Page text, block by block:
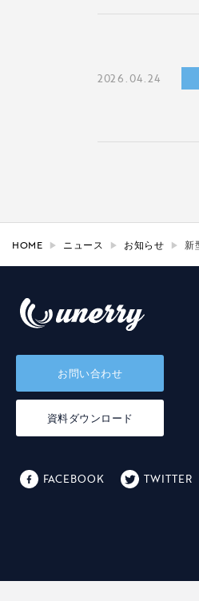
2026.04.24
HOME ニュース お知らせ 新
お問い合わせ
資料ダウンロード
FACEBOOK TWITTER